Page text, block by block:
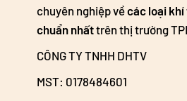
chuyên nghiệp vềcác loại
chuẩn nhấttrên thị trường
CÔNG TY TNHH DHTV
MST: 0178484601